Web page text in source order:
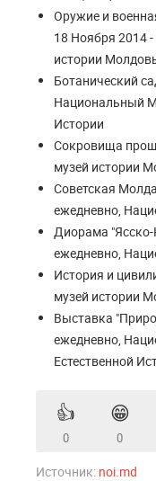
Оружие и
18 Ноября 2014
истории
Ботанический
Национальный
Истории
Сокровища
музей истории
Советская
ежедневно,
Диорама
ежедневно,
История и
музей истории
Выставка
ежедневно,
Естественной
👍
0
😁
0
Источник: noi.md